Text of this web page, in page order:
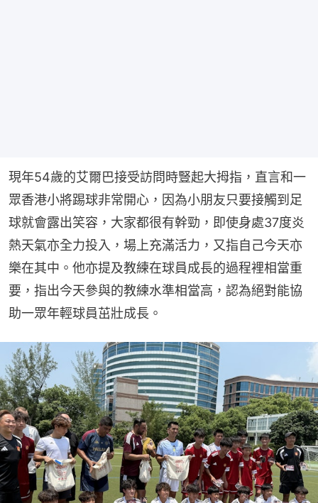
現年54歲的艾爾巴接受訪問時豎起大拇指，直言和一
眾香港小將踢球非常開心，因為小朋友只要接觸到足
球就會露出笑容，大家都很有幹勁，即使身處37度炎
熱天氣亦全力投入，場上充滿活力，又指自己今天亦
樂在其中。他亦提及教練在球員成長的過程裡相當重
要，指出今天參與的教練水準相當高，認為絕對能協
助一眾年輕球員茁壯成長。